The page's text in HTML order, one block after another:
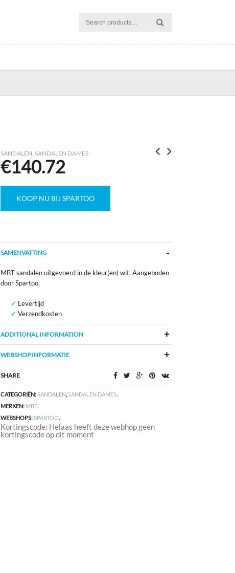
SANDALEN, SANDALEN DAMES
€140.72
KOOP NU BIJ SPARTOO
SAMENVATTING
MBT sandalen uitgevoerd in de kleur(en) wit. Aangeboden
door Spartoo.
Levertijd
Verzendkosten
ADDITIONAL INFORMATION
WEBSHOP INFORMATIE
SHARE
CATEGORIËN:SANDALEN,SANDALEN DAMES.
MERKEN: MBT.
WEBSHOPS:SPARTOO.
Kortingscode: Helaas heeft deze webhop geen
kortingscode op dit moment